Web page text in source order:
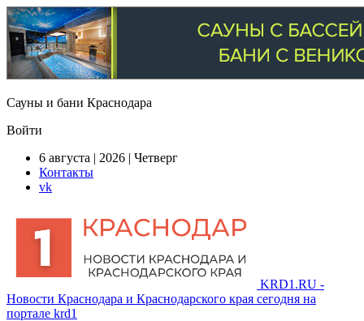
Сауны и бани Краснодара
Войти
6 августа | 2026 | Четверг
Контакты
vk
KRD1.RU -
Новости Краснодара и Краснодарского края сегодня на
портале krd1